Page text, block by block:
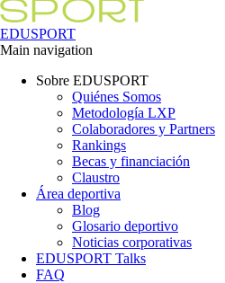
EDUSPORT
Main navigation
Sobre EDUSPORT
Quiénes Somos
Metodología LXP
Colaboradores y Partners
Rankings
Becas y financiación
Claustro
Área deportiva
Blog
Glosario deportivo
Noticias corporativas
EDUSPORT Talks
FAQ